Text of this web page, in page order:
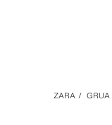
ZARA / GRUA